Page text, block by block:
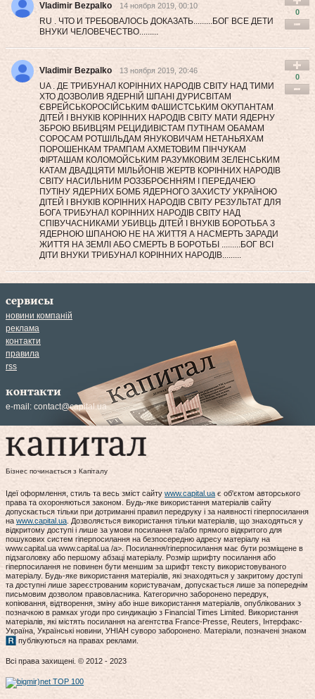
Vladimir Bezpalko 14 ноября 2019, 00:10
RU . ЧТО И ТРЕБОВАЛОСЬ ДОКАЗАТЬ.........БОГ ВСЕ ДЕТИ
ВНУКИ ЧЕЛОВЕЧЕСТВО.........
0
Vladimir Bezpalko 13 ноября 2019, 20:46
UA . ДЕ ТРИБУНАЛ КОРІННИХ НАРОДІВ СВІТУ НАД ТИМИ
ХТО ДОЗВОЛИВ ЯДЕРНІЙ ШПАНІ ДУРИСВІТАМ
ЄВРЕЙСЬКОРОСІЙСЬКИМ ФАШИСТСЬКИМ ОКУПАНТАМ
ДІТЕЙ І ВНУКІВ КОРІННИХ НАРОДІВ СВІТУ МАТИ ЯДЕРНУ
ЗБРОЮ ВБИВЦЯМ РЕЦИДИВІСТАМ ПУТІНАМ ОБАМАМ
СОРОСАМ РОТШІЛЬДАМ ЯНУКОВИЧАМ НЕТАНЬЯХАМ
ПОРОШЕНКАМ ТРАМПАМ АХМЕТОВИМ ПІНЧУКАМ
ФІРТАШАМ КОЛОМОЙСЬКИМ РАЗУМКОВИМ ЗЕЛЕНСЬКИМ
КАТАМ ДВАДЦЯТИ МІЛЬЙОНІВ ЖЕРТВ КОРІННИХ НАРОДІВ
СВІТУ НАСИЛЬНИМ РОЗЗБРОЄННЯМ І ПЕРЕДАЧЕЮ
ПУТІНУ ЯДЕРНИХ БОМБ ЯДЕРНОГО ЗАХИСТУ УКРАЇНОЮ
ДІТЕЙ І ВНУКІВ КОРІННИХ НАРОДІВ СВІТУ РЕЗУЛЬТАТ ДЛЯ
БОГА ТРИБУНАЛ КОРІННИХ НАРОДІВ СВІТУ НАД
СПІВУЧАСНИКАМИ УБИВЦЬ ДІТЕЙ І ВНУКІВ БОРОТЬБА З
ЯДЕРНОЮ ШПАНОЮ НЕ НА ЖИТТЯ А НАСМЕРТЬ ЗАРАДИ
ЖИТТЯ НА ЗЕМЛІ АБО СМЕРТЬ В БОРОТЬБІ .........БОГ ВСІ
ДІТИ ВНУКИ ТРИБУНАЛ КОРІННИХ НАРОДІВ.........
0
сервисы
новини компаній
реклама
контакти
правила
rss
контакти
e-mail: contact@capital.ua
Бізнес починається з Капіталу
Ідеї оформлення, стиль та весь зміст сайту www.capital.ua є об'єктом авторського
права та охороняються законом. Будь-яке використання матеріалів сайту
допускається тільки при дотриманні правил передруку і за наявності гіперпосилання
на www.capital.ua. Дозволяється використання тільки матеріалів, що знаходяться у
відкритому доступі і лише за умови посилання та/або прямого відкритого для
пошукових систем гіперпосилання на безпосередню адресу матеріалу на
www.capital.ua www.capital.ua /a>. Посилання/гіперпосилання має бути розміщене в
підзаголовку або першому абзаці матеріалу. Розмір шрифту посилання або
гіперпосилання не повинен бути меншим за шрифт тексту використовуваного
матеріалу. Будь-яке використання матеріалів, які знаходяться у закритому доступі
та доступні лише зареєстрованим користувачам, допускається лише за попереднім
письмовим дозволом правовласника. Категорично заборонено передрук,
копіювання, відтворення, зміну або інше використання матеріалів, опублікованих з
позначкою в рамках угоди про синдикацію з Financial Times Limited. Використання
матеріалів, які містять посилання на агентства France-Presse, Reuters, Інтерфакс-
Україна, Українські новини, УНІАН суворо заборонено. Матеріали, позначені знаком
публікуються на правах реклами.
Всі права захищені. © 2012 - 2023